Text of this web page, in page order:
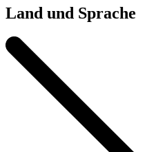
Land und Sprache